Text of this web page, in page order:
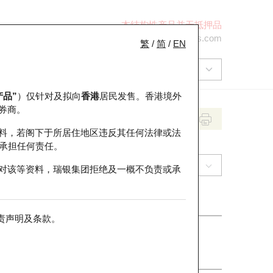
本结构性产品并无抵押品
ol-hkwarrants@ubs.com
繁 / 简 / EN
品”）仅针对及拟向香港居民发售。香港境外
商。
，若阁下于所居住地区违反其任何法律或法
担任何责任。
该等资料，瑞银集团拒绝及一概不负责或承
声明及条款。
(9660) 地平线机器人－Ｗ